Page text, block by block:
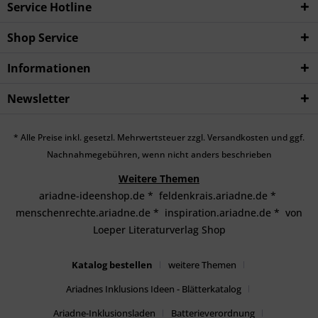
Service Hotline
Shop Service
Informationen
Newsletter
* Alle Preise inkl. gesetzl. Mehrwertsteuer zzgl. Versandkosten und ggf.
Nachnahmegebühren, wenn nicht anders beschrieben
Weitere Themen
ariadne-ideenshop.de * feldenkrais.ariadne.de *
menschenrechte.ariadne.de * inspiration.ariadne.de * von
Loeper Literaturverlag Shop
Katalog bestellen
weitere Themen
Ariadnes Inklusions Ideen - Blätterkatalog
Ariadne-Inklusionsladen
Batterieverordnung